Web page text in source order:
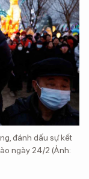
đánh dấu sự kết
ngày 24/2 (Ảnh: